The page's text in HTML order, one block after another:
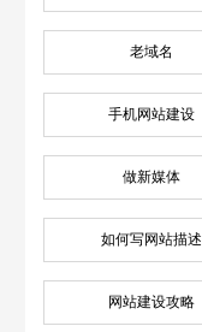
老域名
手机网站建设
做新媒体
如何写网站描述
网站建设攻略